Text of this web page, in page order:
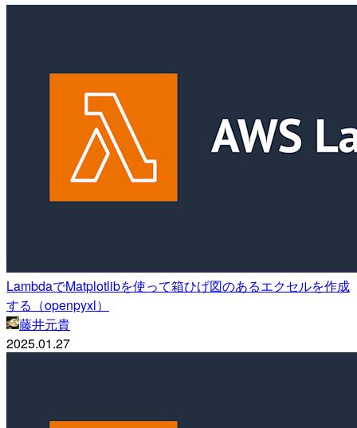
LambdaでMatplotlibを使って箱ひげ図のあるエクセルを作成
する（openpyxl）
藤井元貴
2025.01.27